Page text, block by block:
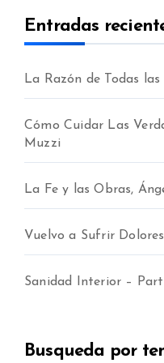
Entradas
La Razón de Todas
Cómo Cuidar Las
Muzzi
La Fe y las Obras,
Vuelvo a Sufrir
Sanidad Interior –
Busqueda por